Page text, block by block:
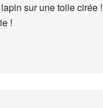
sur une toile
!